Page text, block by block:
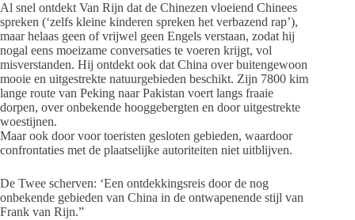
Al snel ontdekt Van Rijn dat de Chinezen vloeiend Chinees
spreken (‘zelfs kleine kinderen spreken het verbazend rap’),
maar helaas geen of vrijwel geen Engels verstaan, zodat hij
nogal eens moeizame conversaties te voeren krijgt, vol
misverstanden. Hij ontdekt ook dat China over buitengewoon
mooie en uitgestrekte natuurgebieden beschikt. Zijn 7800 kim
lange route van Peking naar Pakistan voert langs fraaie
dorpen, over onbekende hooggebergten en door uitgestrekte
woestijnen.
Maar ook door voor toeristen gesloten gebieden, waardoor
confrontaties met de plaatselijke autoriteiten niet uitblijven.
De Twee scherven: ‘Een ontdekkingsreis door de nog
onbekende gebieden van China in de ontwapenende stijl van
Frank van Rijn.”